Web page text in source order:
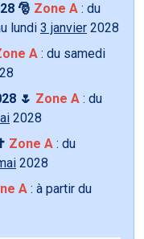
🎅 Zone A : du
lundi 3 janvier 2028
A : du samedi
🌷 Zone A : du
2028
Zone A : du
2028
A : à partir du